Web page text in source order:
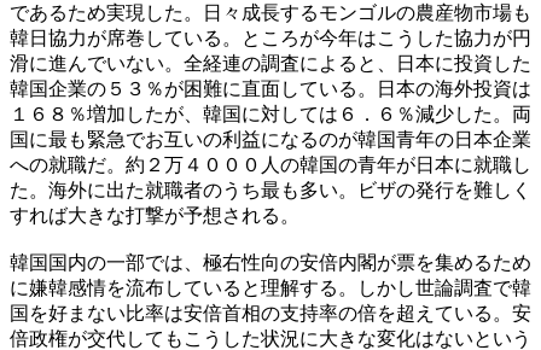
であるため実現した。日々成長するモンゴルの農産物市場も
韓日協力が席巻している。ところが今年はこうした協力が円
滑に進んでいない。全経連の調査によると、日本に投資した
韓国企業の５３％が困難に直面している。日本の海外投資は
１６８％増加したが、韓国に対しては６．６％減少した。両
国に最も緊急でお互いの利益になるのが韓国青年の日本企業
への就職だ。約２万４０００人の韓国の青年が日本に就職し
た。海外に出た就職者のうち最も多い。ビザの発行を難しく
すれば大きな打撃が予想される。
韓国国内の一部では、極右性向の安倍内閣が票を集めるため
に嫌韓感情を流布していると理解する。しかし世論調査で韓
国を好まない比率は安倍首相の支持率の倍を超えている。安
倍政権が交代してもこうした状況に大きな変化はないという